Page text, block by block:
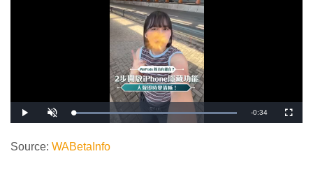
播
放
開
啟
載
入
剩
-0:34
全
螢
Source: WABetaInfo